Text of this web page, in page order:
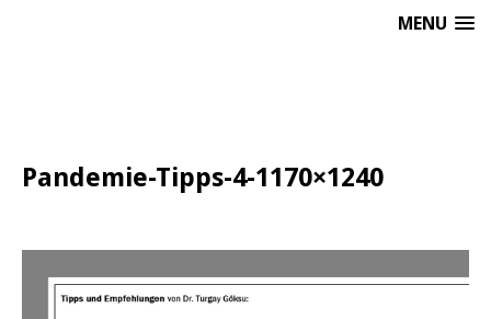
MENU
Pandemie-Tipps-4-1170×1240